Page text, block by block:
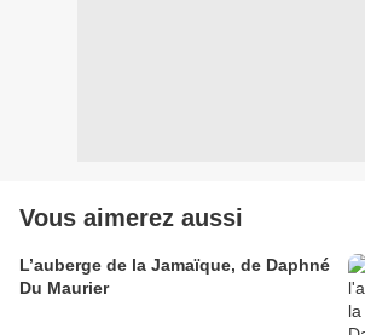
Vous aimerez aussi
L’auberge de la Jamaïque, de Daphné
Du Maurier